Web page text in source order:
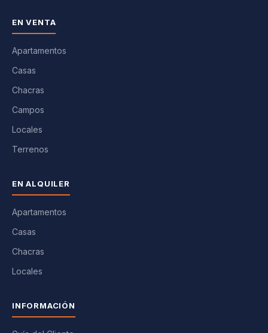
EN VENTA
Apartamentos
Casas
Chacras
Campos
Locales
Terrenos
EN ALQUILER
Apartamentos
Casas
Chacras
Locales
INFORMACIÓN